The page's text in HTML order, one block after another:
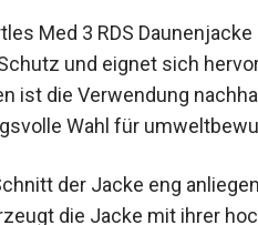
Med 3 RDS
und Schutz und eignet
ist die
Wahl für
der Jacke eng
die Jacke mit ihrer